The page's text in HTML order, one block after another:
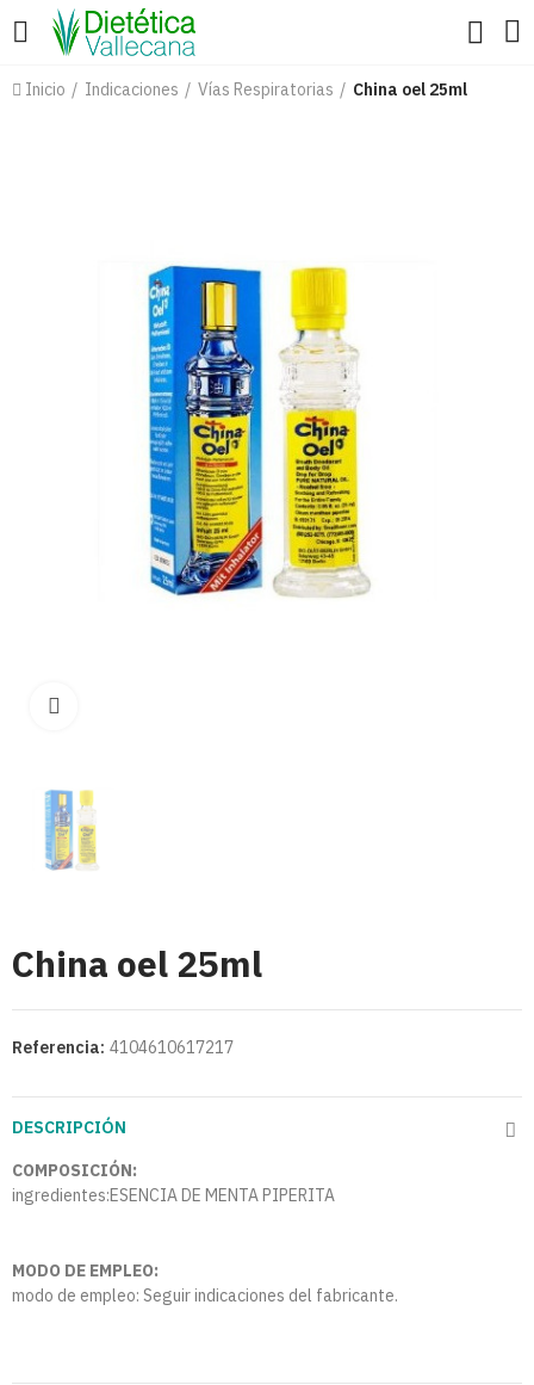
Inicio Indicaciones Vías Respiratorias China oel 25ml
China oel 25ml
Referencia: 4104610617217
DESCRIPCIÓN
COMPOSICIÓN:
ingredientes:ESENCIA DE MENTA PIPERITA
MODO DE EMPLEO:
modo de empleo: Seguir indicaciones del fabricante.